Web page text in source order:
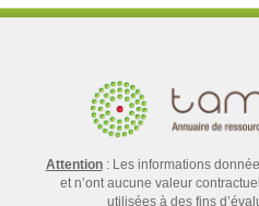
Attention: Les informations
et n’ont aucune valeur
utilisées à des fins